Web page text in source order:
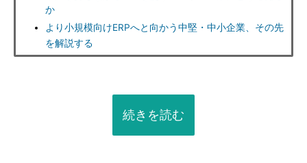
か
より小規模向けERPへと向かう中堅・中小企業、その先
を解説する
続きを読む